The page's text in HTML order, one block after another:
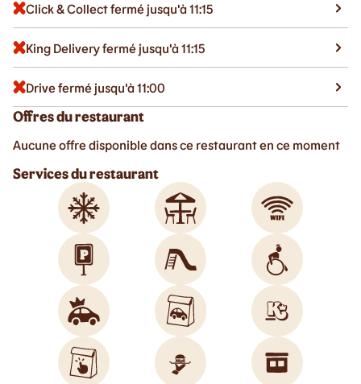
Click & Collect fermé jusqu'à 11:15
King Delivery fermé jusqu'à 11:15
Drive fermé jusqu'à 11:00
Offres du restaurant
Aucune offre disponible dans ce restaurant en ce moment
Services du restaurant